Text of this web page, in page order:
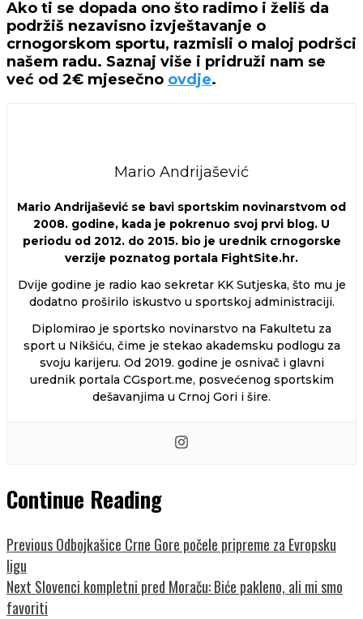
Ako ti se dopada ono što radimo i želiš da
podržiš nezavisno izvještavanje o
crnogorskom sportu, razmisli o maloj podršci
našem radu. Saznaj više i pridruži nam se
već od 2€ mjesečno ovdje.
Mario Andrijašević
Mario Andrijašević se bavi sportskim novinarstvom od
2008. godine, kada je pokrenuo svoj prvi blog. U
periodu od 2012. do 2015. bio je urednik crnogorske
verzije poznatog portala FightSite.hr.
Dvije godine je radio kao sekretar KK Sutjeska, što mu je
dodatno proširilo iskustvo u sportskoj administraciji.
Diplomirao je sportsko novinarstvo na Fakultetu za
sport u Nikšiću, čime je stekao akademsku podlogu za
svoju karijeru. Od 2019. godine je osnivač i glavni
urednik portala CGsport.me, posvećenog sportskim
dešavanjima u Crnoj Gori i šire.
Continue Reading
PreviousOdbojkašice Crne Gore počele pripreme za Evropsku
ligu
Next Slovenci kompletni pred Moraču: Biće pakleno, ali mi smo
favoriti